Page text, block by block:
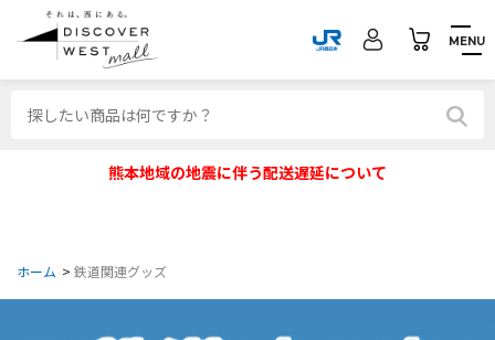
MENU
熊本地域の地震に伴う配送遅延について
ホーム > 鉄道関連グッズ